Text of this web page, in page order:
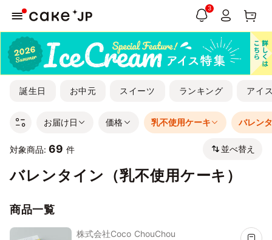
3
誕生日 お中元 スイーツ ランキング アイ
お届け日 価格 乳不使用ケーキ バレン
対象商品: 69 件 並べ替え
バレンタイン（乳不使用ケーキ）
商品一覧
株式会社Coco ChouChou